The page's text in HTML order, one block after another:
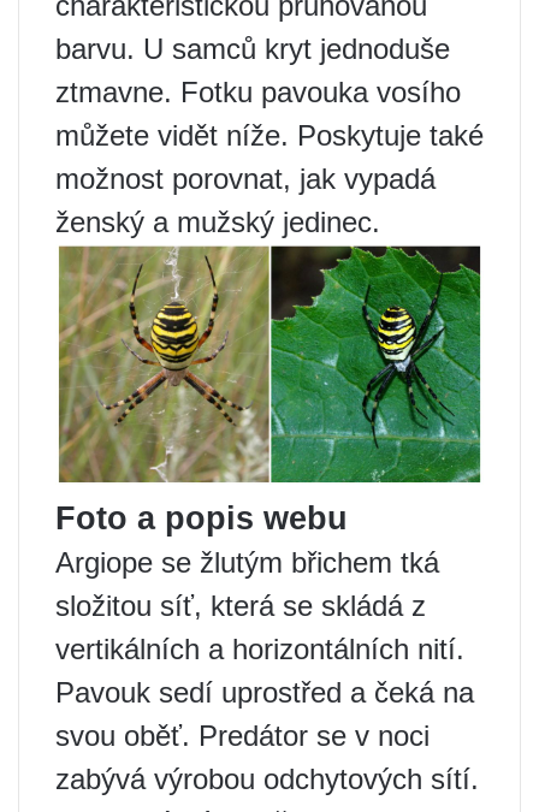
barvu. U samců kryt jednoduše
ztmavne. Fotku pavouka vosího
můžete vidět níže. Poskytuje také
možnost porovnat, jak vypadá
ženský a mužský jedinec.
Foto a popis webu
Argiope se žlutým břichem tká
složitou síť, která se skládá z
vertikálních a horizontálních nití.
Pavouk sedí uprostřed a čeká na
svou oběť. Predátor se v noci
zabývá výrobou odchytových sítí.